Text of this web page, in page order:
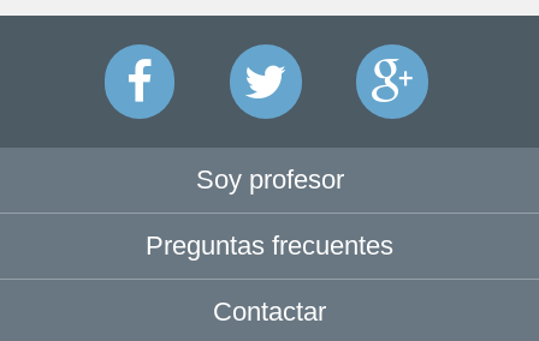
Soy profesor
Preguntas frecuentes
Contactar